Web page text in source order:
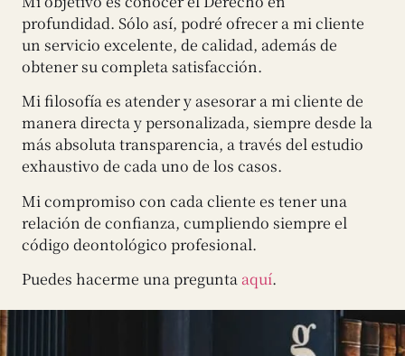
profundidad. Sólo así, podré ofrecer a mi cliente
un servicio excelente, de calidad, además de
obtener su completa satisfacción.
Mi filosofía es atender y asesorar a mi cliente de
manera directa y personalizada, siempre desde la
más absoluta transparencia, a través del estudio
exhaustivo de cada uno de los casos.
Mi compromiso con cada cliente es tener una
relación de confianza, cumpliendo siempre el
código deontológico profesional.
Puedes hacerme una pregunta aquí.